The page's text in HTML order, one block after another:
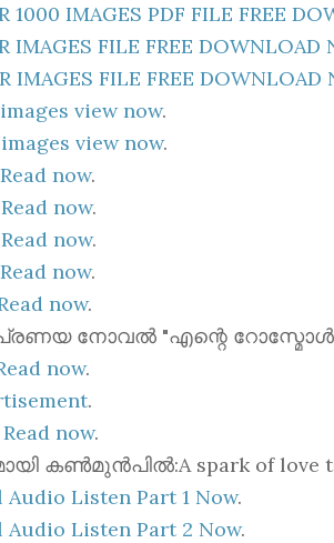
1000 IMAGES PDF FILE FREE
IMAGES FILE FREE DOWNLOAD
IMAGES FILE FREE DOWNLOAD
view now.
view now.
now.
now.
now.
now.
now.
നോവൽ "എന്റെ
now.
.
now.
കൺമുൻപിൽ:A spark of love to
Listen Part 1 Now.
Audio Listen Part 2 Now.